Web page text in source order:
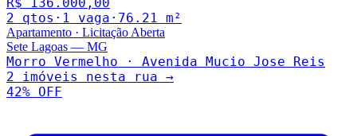
2 qtos · 1 vaga · 76.21 m²
Apartamento · Licitação Aberta
Sete Lagoas — MG
Morro Vermelho · Avenida Mucio Jose Reis
2 imóveis nesta rua →
42% OFF